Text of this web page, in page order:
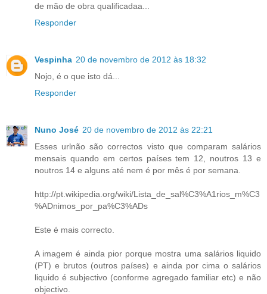
de mão de obra qualificadaa...
Responder
Vespinha 20 de novembro de 2012 às 18:32
Nojo, é o que isto dá...
Responder
Nuno José 20 de novembro de 2012 às 22:21
Esses urlnão são correctos visto que comparam salários
mensais quando em certos países tem 12, noutros 13 e
noutros 14 e alguns até nem é por mês é por semana.
http://pt.wikipedia.org/wiki/Lista_de_sal%C3%A1rios_m%C3
%ADnimos_por_pa%C3%ADs
Este é mais correcto.
A imagem é ainda pior porque mostra uma salários liquido
(PT) e brutos (outros países) e ainda por cima o salários
liquido é subjectivo (conforme agregado familiar etc) e não
objectivo.